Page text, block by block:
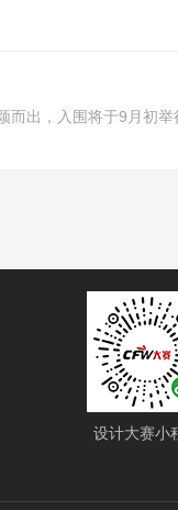
而出，入围将于9月初
设计大赛小